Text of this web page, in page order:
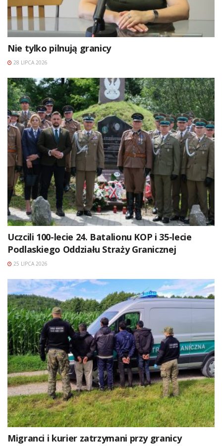
Nie tylko pilnują granicy
28 LIPCA 2026
Uczcili 100-lecie 24. Batalionu KOP i 35-lecie
Podlaskiego Oddziału Straży Granicznej
25 LIPCA 2026
Migranci i kurier zatrzymani przy granicy